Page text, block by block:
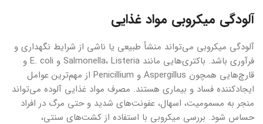
آلودگی میکروبی مواد غذایی
آلودگی میکروبی می‌تواند منشأ طبیعی یا ناشی از شرایط نگهداری و
فرآوری باشد. باکتری‌هایی مانند Salmonella، Listeria و E. coli و
قارچ‌هایی همچون Aspergillus و Penicillium از مهم‌ترین عوامل
ایجادکننده فساد و بیماری هستند. مصرف مواد غذایی آلوده می‌تواند
منجر به مسمومیت، اسهال، عفونت‌های شدید و حتی مرگ در افراد
حساس شود. بررسی میکروبی با استفاده از کشت‌های سنتی،